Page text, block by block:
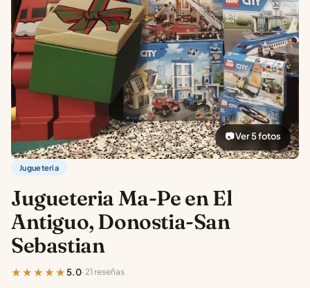
📷 Ver 5 fotos
Jugueteria
Jugueteria Ma-Pe en El
Antiguo, Donostia-San
Sebastian
★★★★★5.0· 21 reseñas